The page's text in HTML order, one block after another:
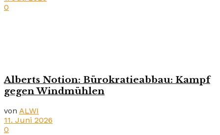
0
Alberts Notion: Bürokratieabbau: Kampf
gegen Windmühlen
von ALWI
11. Juni 2026
0